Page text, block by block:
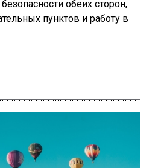
обеих сторон,
пунктов и работу в